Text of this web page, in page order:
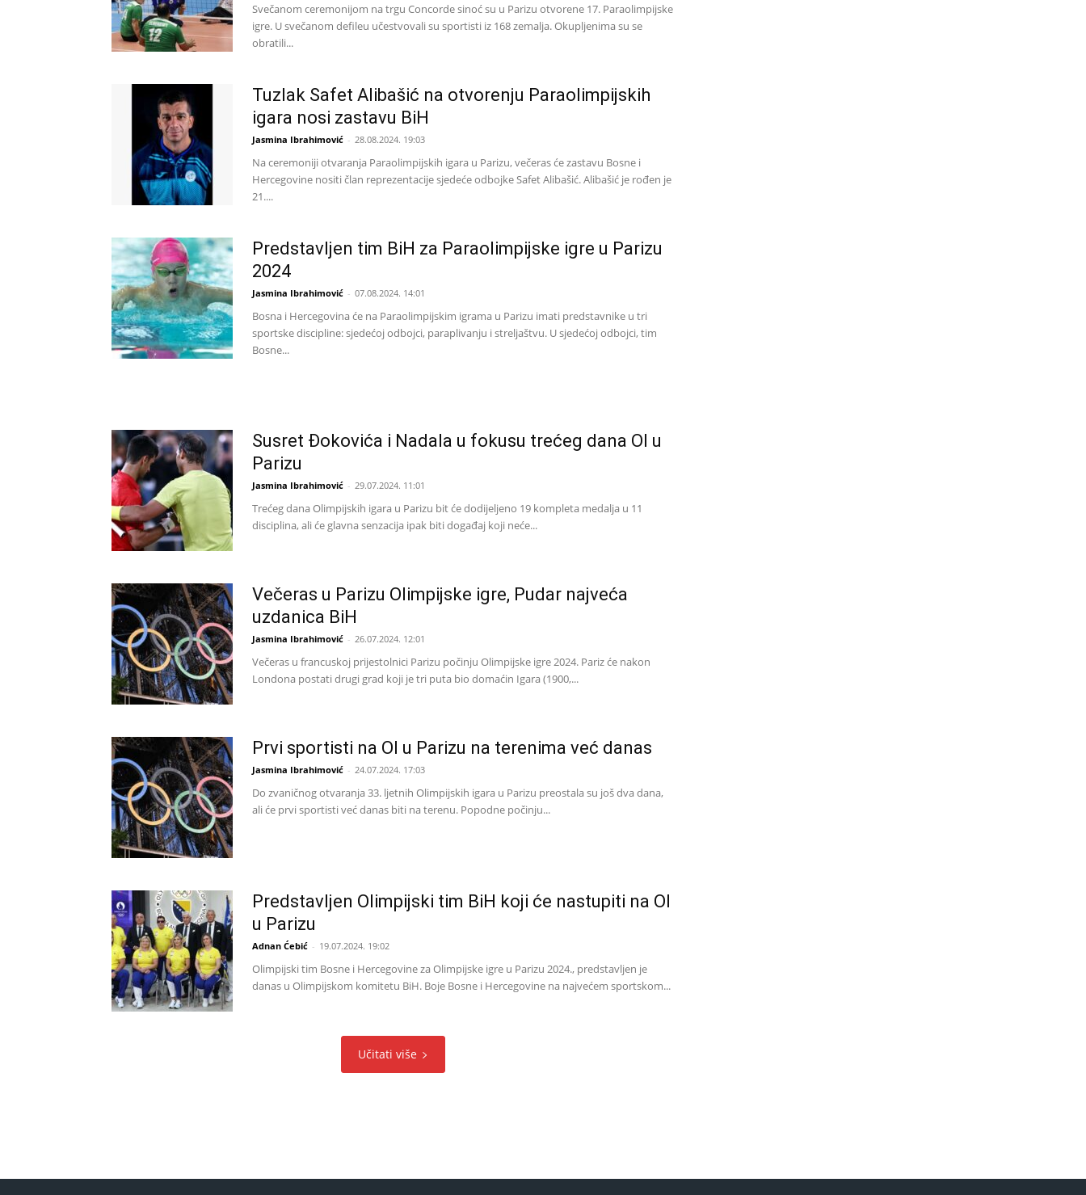
Svečanom ceremonijom na trgu Concorde sinoć su u Parizu otvorene 17. Paraolimpijske
igre. U svečanom defileu učestvovali su sportisti iz 168 zemalja. Okupljenima su se
obratili...
Tuzlak Safet Alibašić na otvorenju Paraolimpijskih
igara nosi zastavu BiH
Jasmina Ibrahimović - 28.08.2024. 19:03
Na ceremoniji otvaranja Paraolimpijskih igara u Parizu, večeras će zastavu Bosne i
Hercegovine nositi član reprezentacije sjedeće odbojke Safet Alibašić. Alibašić je rođen je
21....
Predstavljen tim BiH za Paraolimpijske igre u Parizu
2024
Jasmina Ibrahimović - 07.08.2024. 14:01
Bosna i Hercegovina će na Paraolimpijskim igrama u Parizu imati predstavnike u tri
sportske discipline: sjedećoj odbojci, paraplivanju i streljaštvu. U sjedećoj odbojci, tim
Bosne...
Susret Đokovića i Nadala u fokusu trećeg dana OI u
Parizu
Jasmina Ibrahimović - 29.07.2024. 11:01
Trećeg dana Olimpijskih igara u Parizu bit će dodijeljeno 19 kompleta medalja u 11
disciplina, ali će glavna senzacija ipak biti događaj koji neće...
Večeras u Parizu Olimpijske igre, Pudar najveća
uzdanica BiH
Jasmina Ibrahimović - 26.07.2024. 12:01
Večeras u francuskoj prijestolnici Parizu počinju Olimpijske igre 2024. Pariz će nakon
Londona postati drugi grad koji je tri puta bio domaćin Igara (1900,...
Prvi sportisti na OI u Parizu na terenima već danas
Jasmina Ibrahimović - 24.07.2024. 17:03
Do zvaničnog otvaranja 33. ljetnih Olimpijskih igara u Parizu preostala su još dva dana,
ali će prvi sportisti već danas biti na terenu. Popodne počinju...
Predstavljen Olimpijski tim BiH koji će nastupiti na OI
u Parizu
Adnan Ćebić - 19.07.2024. 19:02
Olimpijski tim Bosne i Hercegovine za Olimpijske igre u Parizu 2024., predstavljen je
danas u Olimpijskom komitetu BiH. Boje Bosne i Hercegovine na najvećem sportskom...
Učitati više